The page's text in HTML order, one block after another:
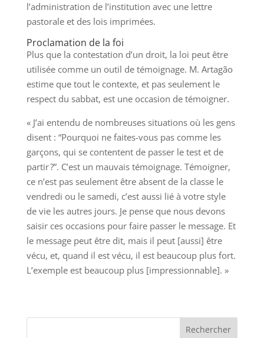
l’administration de l’institution avec une lettre
pastorale et des lois imprimées.
Proclamation de la foi
Plus que la contestation d’un droit, la loi peut être
utilisée comme un outil de témoignage. M. Artagão
estime que tout le contexte, et pas seulement le
respect du sabbat, est une occasion de témoigner.
« J’ai entendu de nombreuses situations où les gens
disent : “Pourquoi ne faites-vous pas comme les
garçons, qui se contentent de passer le test et de
partir ?”. C’est un mauvais témoignage. Témoigner,
ce n’est pas seulement être absent de la classe le
vendredi ou le samedi, c’est aussi lié à votre style
de vie les autres jours. Je pense que nous devons
saisir ces occasions pour faire passer le message. Et
le message peut être dit, mais il peut [aussi] être
vécu, et, quand il est vécu, il est beaucoup plus fort.
L’exemple est beaucoup plus [impressionnable]. »